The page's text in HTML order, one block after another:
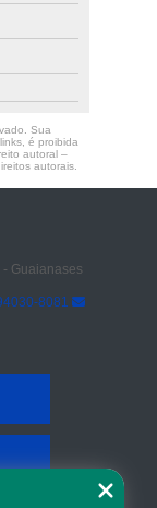
Sua
é proibida
autoral –
autorais.
Guaianases
8081